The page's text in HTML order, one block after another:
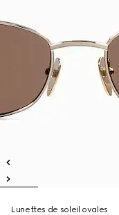
Lunettes de soleil ovales